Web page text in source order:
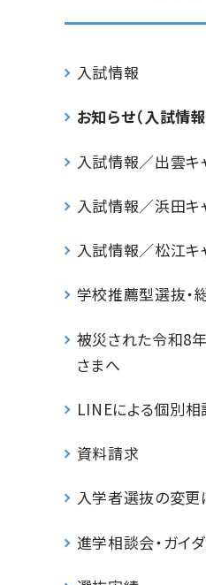
入試情報
お知らせ（入試情報
入試情報／出雲キ
入試情報／浜田キ
入試情報／松江キ
学校推薦型選抜・
被災された令和8
さまへ
LINEによる個別相
資料請求
入学者選抜の変更
進学相談会・ガイ